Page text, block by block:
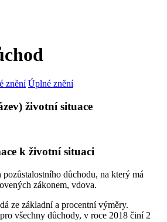
znění Úplné znění
životní situace
k životní situaci
důchodu, na který má
zákonem, vdova.
ze základní a procentní výměry.
všechny důchody, v roce 2018 činí 2